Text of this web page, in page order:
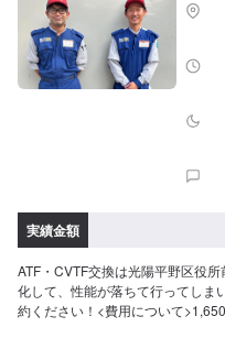
実績金額
ATF・CVTF交換は光陽平野区役
化して、性能が落ちて行ってしま
約ください！<費用について